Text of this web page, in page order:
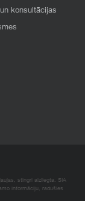
konsultācijas
stingri aizliegta. SIA
informāciju, radušies